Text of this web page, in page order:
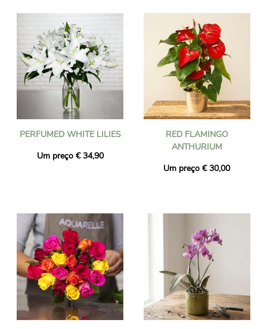
PERFUMED WHITE LILIES
Um preço € 34,90
RED FLAMINGO
ANTHURIUM
Um preço € 30,00